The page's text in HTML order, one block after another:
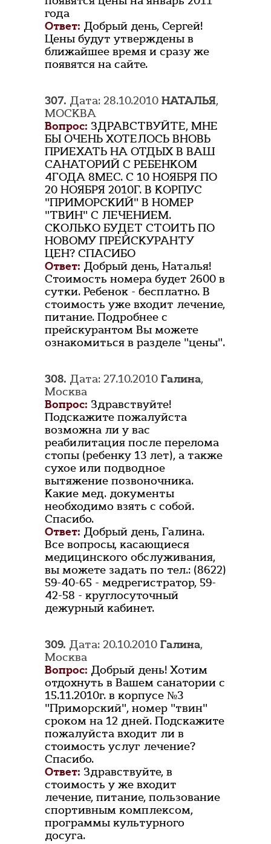
года
Ответ: Добрый день, Сергей!
Цены будут утверждены в
ближайшее время и сразу же
появятся на сайте.
307. Дата: 28.10.2010 НАТАЛЬЯ,
МОСКВА
Вопрос: ЗДРАВСТВУЙТЕ, МНЕ
БЫ ОЧЕНЬ ХОТЕЛОСЬ ВНОВЬ
ПРИЕХАТЬ НА ОТДЫХ В ВАШ
САНАТОРИЙ С РЕБЕНКОМ
4ГОДА 8МЕС. С 10 НОЯБРЯ ПО
20 НОЯБРЯ 2010Г. В КОРПУС
"ПРИМОРСКИЙ" В НОМЕР
"ТВИН" С ЛЕЧЕНИЕМ.
СКОЛЬКО БУДЕТ СТОИТЬ ПО
НОВОМУ ПРЕЙСКУРАНТУ
ЦЕН? СПАСИБО
Ответ: Добрый день, Наталья!
Стоимость номера будет 2600 в
сутки. Ребенок - бесплатно. В
стоимость уже входит лечение,
питание. Подробнее с
прейскурантом Вы можете
ознакомиться в разделе "цены".
308. Дата: 27.10.2010 Галина,
Москва
Вопрос: Здравствуйте!
Подскажите пожалуйста
возможна ли у вас
реабилитация после перелома
стопы (ребенку 13 лет), а также
сухое или подводное
вытяжение позвоночника.
Какие мед. документы
необходимо взять с собой.
Спасибо.
Ответ: Добрый день, Галина.
Все вопросы, касающиеся
медицинского обслуживания,
вы можете задать по тел.: (8622)
59-40-65 - медрегистратор, 59-
42-58 - круглосуточный
дежурный кабинет.
309. Дата: 20.10.2010 Галина,
Москва
Вопрос: Добрый день! Хотим
отдохнуть в Вашем санатории с
15.11.2010г. в корпусе №3
"Приморский", номер "твин"
сроком на 12 дней. Подскажите
пожалуйста входит ли в
стоимость услуг лечение?
Спасибо.
Ответ: Здравствуйте, в
стоимость у же входит
лечение, питание, пользование
спортивным комплексом,
программы культурного
досуга.